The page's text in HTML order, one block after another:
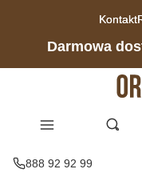
Kontakt
Darmowa
Kategorie Szukaj
888 92 92 99